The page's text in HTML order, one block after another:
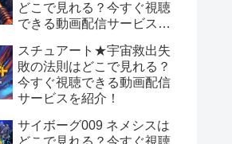
どこで見れる？今すぐ視聴
できる動画配信サービスを
スチュアート★宇宙救出失
敗の法則はどこで見れる？
今すぐ視聴できる動画配信
サービスを紹介！
サイボーグ009 ネメシスは